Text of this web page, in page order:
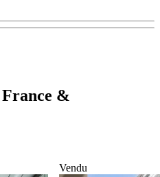
France &
Vendu